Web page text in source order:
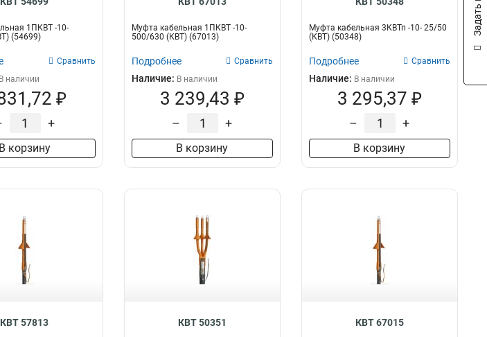
1ПКВТ -10-
(54699)
Сравнить
В наличии
₽
+
В корзину
Муфта кабельная 1ПКВТ -10-
500/630 (КВТ) (67013)
Подробнее Сравнить
Наличие: В наличии
3 239,43 ₽
– +
В корзину
Муфта кабельная 3КВТп -10- 25/50
(КВТ) (50348)
Подробнее Сравнить
Наличие: В наличии
3 295,37 ₽
– +
В корзину
КВТ 57813 КВТ 50351 КВТ 67015